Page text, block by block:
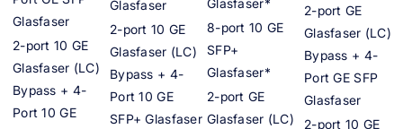
Glasfaser
2-port 10 GE
Glasfaser (LC)
Bypass + 4-
Port 10 GE
Glasfaser
2-port 10 GE
Glasfaser (LC)
Bypass + 4-
Port 10 GE
SFP+ Glasfaser
Glasfaser*
8-port 10 GE
SFP+
Glasfaser*
2-port GE
Glasfaser (LC)
2-port GE
Glasfaser (LC)
Bypass + 4-
Port GE SFP
Glasfaser
2-port 10 GE